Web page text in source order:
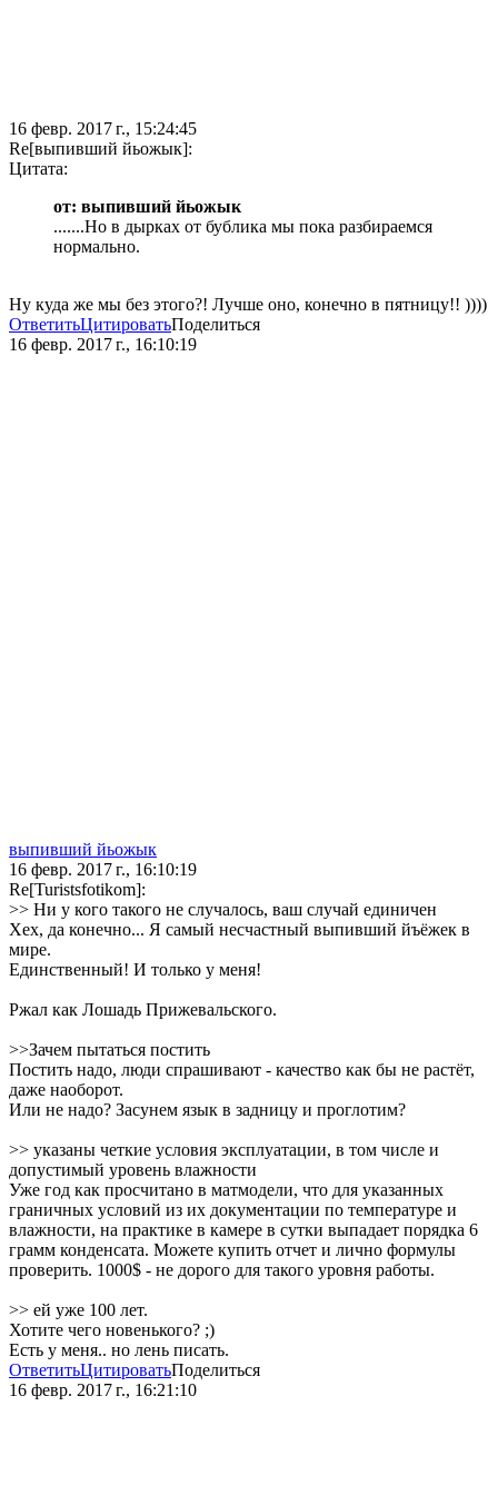
16 февр. 2017 г., 15:24:45
Re[выпивший йьожык]:
Цитата:
от: выпивший йьожык
.......Но в дырках от бублика мы пока разбираемся
нормально.
Ну куда же мы без этого?! Лучше оно, конечно в пятницу!! ))))
ОтветитьЦитироватьПоделиться
16 февр. 2017 г., 16:10:19
выпивший йьожык
16 февр. 2017 г., 16:10:19
Re[Turistsfotikom]:
>> Ни у кого такого не случалось, ваш случай единичен
Хех, да конечно... Я самый несчастный выпивший йъёжек в
мире.
Единственный! И только у меня!
Ржал как Лошадь Прижевальского.
>>Зачем пытаться постить
Постить надо, люди спрашивают - качество как бы не растёт,
даже наоборот.
Или не надо? Засунем язык в задницу и проглотим?
>> указаны четкие условия эксплуатации, в том числе и
допустимый уровень влажности
Уже год как просчитано в матмодели, что для указанных
граничных условий из их документации по температуре и
влажности, на практике в камере в сутки выпадает порядка 6
грамм конденсата. Можете купить отчет и лично формулы
проверить. 1000$ - не дорого для такого уровня работы.
>> ей уже 100 лет.
Хотите чего новенького? ;)
Есть у меня.. но лень писать.
ОтветитьЦитироватьПоделиться
16 февр. 2017 г., 16:21:10